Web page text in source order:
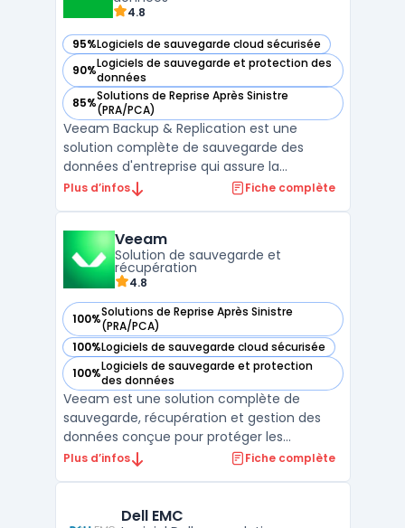
4.8
95%Logiciels de sauvegarde cloud sécurisée
— voir Veeam Backup & Replication dans cette catégorie
90%Logiciels de sauvegarde et protection des
données
— voir Veeam Backup & Replication dans cette catégorie
85%Solutions de Reprise Après Sinistre
(PRA/PCA)
— voir Veeam Backup & Replication dans cette catégorie
Veeam Backup & Replication est une
solution complète de sauvegarde des
données d'entreprise qui assure la
protection des environnements physiques,
solution offre des performances de
sauvegarde exceptionnelles grâ ...
Plus d’infos Fiche complète
Veeam
Solution de sauvegarde et
récupération
4.8
100%Solutions de Reprise Après Sinistre
(PRA/PCA)
— voir Veeam dans cette catégorie
100%Logiciels de sauvegarde cloud sécurisée
— voir Veeam dans cette catégorie
100%Logiciels de sauvegarde et protection
des données
— voir Veeam dans cette catégorie
Veeam est une solution complète de
sauvegarde, récupération et gestion des
données conçue pour protéger les
infrastructures d'entreprise à travers des
Veeam offre une protection continue des
Plus d’infos Fiche complète
Dell EMC